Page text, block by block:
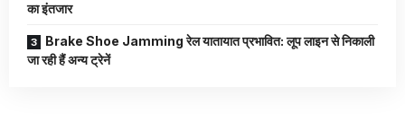
का इंतजार
Brake Shoe Jamming रेल यातायात प्रभावित: लूप लाइन से निकाली
जा रही हैं अन्य ट्रेनें